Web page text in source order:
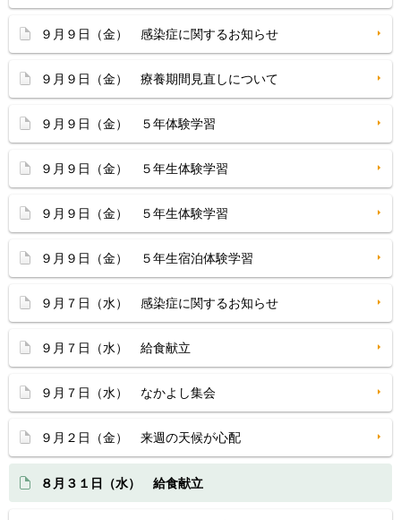
９月９日（金） 感染症に関するお知らせ
９月９日（金） 療養期間見直しについて
９月９日（金） ５年体験学習
９月９日（金） ５年生体験学習
９月９日（金） ５年生体験学習
９月９日（金） ５年生宿泊体験学習
９月７日（水） 感染症に関するお知らせ
９月７日（水） 給食献立
９月７日（水） なかよし集会
９月２日（金） 来週の天候が心配
８月３１日（水） 給食献立